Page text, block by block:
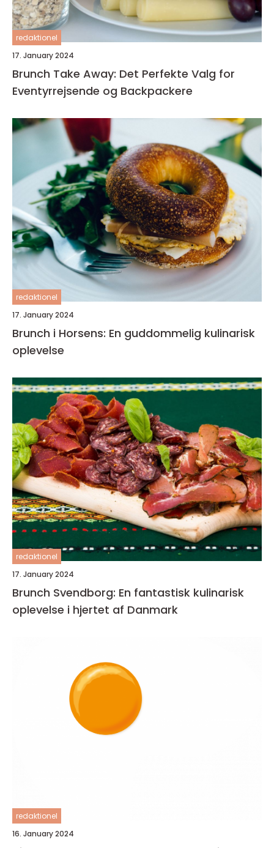
redaktionel
17. January 2024
Brunch Take Away: Det Perfekte Valg for
Eventyrrejsende og Backpackere
redaktionel
17. January 2024
Brunch i Horsens: En guddommelig kulinarisk
oplevelse
redaktionel
17. January 2024
Brunch Svendborg: En fantastisk kulinarisk
oplevelse i hjertet af Danmark
redaktionel
16. January 2024